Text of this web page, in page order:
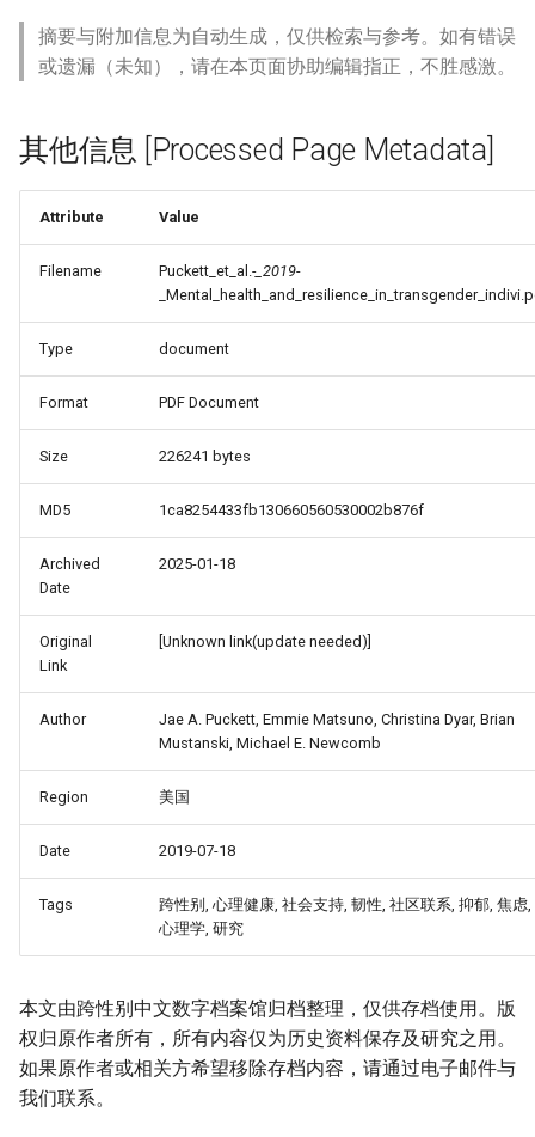
摘要与附加信息为自动生成，仅供检索与参考。如有错误
或遗漏（未知），请在本页面协助编辑指正，不胜感激。
其他信息 [Processed Page Metadata]
Attribute Value
Filename Puckett_et_al.-_2019-
Type document
Format PDF Document
Size 226241 bytes
MD5 1ca8254433fb130660560530002b876f
Archived
Date
2025-01-18
Original
Link
[Unknown link(update needed)]
Author
Jae A. Puckett, Emmie Matsuno, Christina Dyar, Brian
Mustanski, Michael E. Newcomb
Region 美国
Date 2019-07-18
Tags
跨性别, 心理健康, 社会支持, 韧性, 社区联系, 抑郁, 焦虑,
心理学, 研究
本文由跨性别中文数字档案馆归档整理，仅供存档使用。版
权归原作者所有，所有内容仅为历史资料保存及研究之用。
如果原作者或相关方希望移除存档内容，请通过电子邮件与
我们联系。